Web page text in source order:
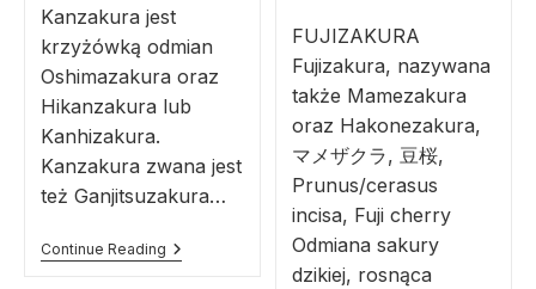
Kanzakura jest
krzyżówką odmian
Oshimazakura oraz
Hikanzakura lub
Kanhizakura.
Kanzakura zwana jest
też Ganjitsuzakura…
Continue Reading
FUJIZAKURA
Fujizakura, nazywana
także Mamezakura
oraz Hakonezakura,
マメザクラ, 豆桜,
Prunus/cerasus
incisa, Fuji cherry
Odmiana sakury
dzikiej, rosnąca